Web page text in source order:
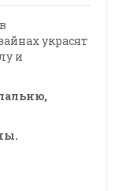
украсят
и